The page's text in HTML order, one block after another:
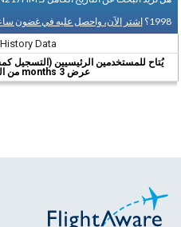
1998؟ اشتر الآن، واحصل عليه في غضون
Data
يُتاح للمستخدمين الرئيسيين
عرض 3 months من المحفوظات.